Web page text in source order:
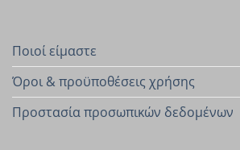
Ποιοί είμαστε
Όροι & προϋποθέσεις χρήσης
Προστασία προσωπικών δεδομένων